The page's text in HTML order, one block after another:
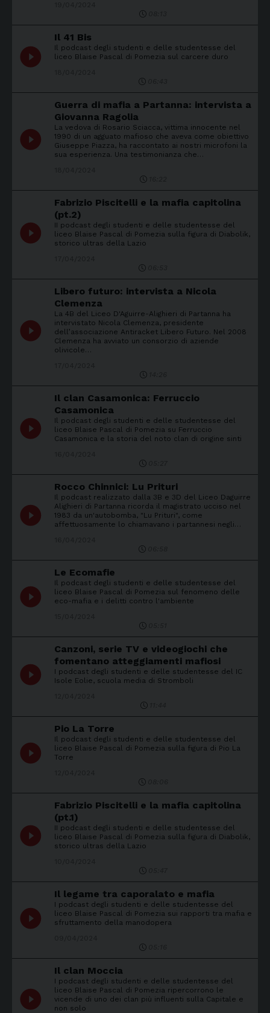
play_circle_filled
Il 41 Bis
Il podcast degli studenti e delle studentesse del
liceo Blaise Pascal di Pomezia sul carcere duro
play_circle_filled
Guerra di mafia a Partanna: intervista a
Giovanna Ragolia
La vedova di Rosario Sciacca, vittima innocente nel
1990 di un agguato mafioso che aveva come obiettivo
Giuseppe Piazza, ha raccontato ai nostri microfoni la
sua esperienza. Una testimonianza che…
play_circle_filled
Fabrizio Piscitelli e la mafia capitolina
(pt.2)
II podcast degli studenti e delle studentesse del
liceo Blaise Pascal di Pomezia sulla figura di Diabolik,
storico ultras della Lazio
play_circle_filled
Libero futuro: intervista a Nicola
Clemenza
La 4B del Liceo D'Aguirre-Alighieri di Partanna ha
intervistato Nicola Clemenza, presidente
dell’associazione Antiracket Libero Futuro. Nel 2008
Clemenza ha avviato un consorzio di aziende
olivicole…
play_circle_filled
Il clan Casamonica: Ferruccio
Casamonica
Il podcast degli studenti e delle studentesse del
liceo Blaise Pascal di Pomezia su Ferruccio
Casamonica e la storia del noto clan di origine sinti
play_circle_filled
Rocco Chinnici: Lu Prituri
Il podcast realizzato dalla 3B e 3D del Liceo Daguirre
Alighieri di Partanna ricorda il magistrato ucciso nel
1983 da un'autobomba, "Lu Prituri", come
affettuosamente lo chiamavano i partannesi negli…
play_circle_filled
Le Ecomafie
Il podcast degli studenti e delle studentesse del
liceo Blaise Pascal di Pomezia sul fenomeno delle
eco-mafia e i delitti contro l'ambiente
play_circle_filled
Canzoni, serie TV e videogiochi che
fomentano atteggiamenti mafiosi
I podcast degli studenti e delle studentesse del IC
Isole Eolie, scuola media di Stromboli
play_circle_filled
Pio La Torre
Il podcast degli studenti e delle studentesse del
liceo Blaise Pascal di Pomezia sulla figura di Pio La
Torre
play_circle_filled
Fabrizio Piscitelli e la mafia capitolina
(pt.1)
II podcast degli studenti e delle studentesse del
liceo Blaise Pascal di Pomezia sulla figura di Diabolik,
storico ultras della Lazio
play_circle_filled
Il legame tra caporalato e mafia
I podcast degli studenti e delle studentesse del
liceo Blaise Pascal di Pomezia sui rapporti tra mafia e
sfruttamento della manodopera
play_circle_filled
Il clan Moccia
I podcast degli studenti e delle studentesse del
liceo Blaise Pascal di Pomezia ripercorrono le
vicende di uno dei clan più influenti sulla Capitale e
non solo